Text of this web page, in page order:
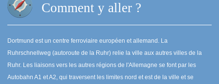
Comment y aller ?
Dortmund est un centre ferroviaire européen et allemand. La
Ruhrschnellweg (autoroute de la Ruhr) relie la ville aux autres villes de la
Ruhr. Les liaisons vers les autres régions de l'Allemagne se font par les
Autobahn A1 et A2, qui traversent les limites nord et est de la ville et se